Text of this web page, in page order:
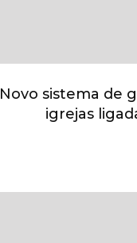
Novo sistema de
igrejas